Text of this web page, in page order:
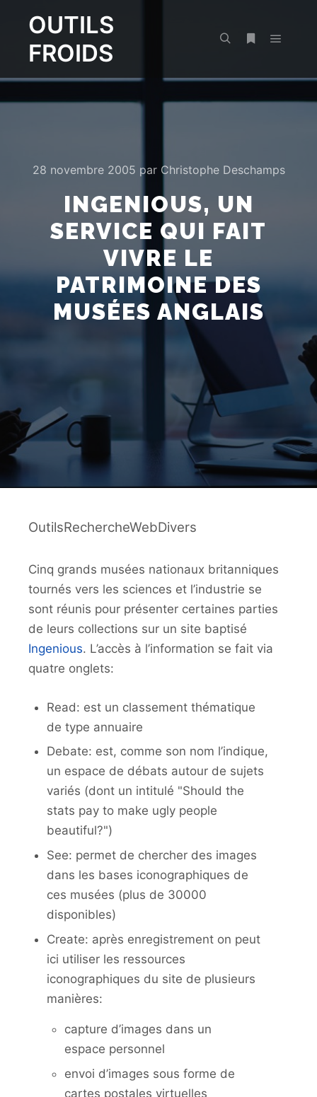
OUTILS
FROIDS
28 novembre 2005 par Christophe Deschamps
INGENIOUS, UN
SERVICE QUI FAIT
VIVRE LE
PATRIMOINE DES
MUSÉES ANGLAIS
OutilsRechercheWebDivers
Cinq grands musées nationaux britanniques
tournés vers les sciences et l’industrie se
sont réunis pour présenter certaines parties
de leurs collections sur un site baptisé
Ingenious. L’accès à l’information se fait via
quatre onglets:
Read: est un classement thématique
de type annuaire
Debate: est, comme son nom l’indique,
un espace de débats autour de sujets
variés (dont un intitulé "Should the
stats pay to make ugly people
beautiful?")
See: permet de chercher des images
dans les bases iconographiques de
ces musées (plus de 30000
disponibles)
Create: après enregistrement on peut
ici utiliser les ressources
iconographiques du site de plusieurs
manières:
capture d’images dans un
espace personnel
envoi d’images sous forme de
cartes postales virtuelles